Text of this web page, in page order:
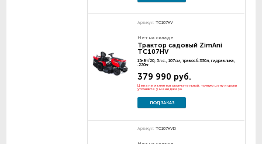
Артикул: TC107HV
Нет на складе
Трактор садовый ZimAni
TC107HV
15кВт/20, 5л.с., 107см, травосб.330л, гидравлика,
.220кг
379 990 руб.
Цена не является окончательной, точную цену и сроки
уточняйте у менеджера
ПОД ЗАКАЗ
Артикул: TC107HVD